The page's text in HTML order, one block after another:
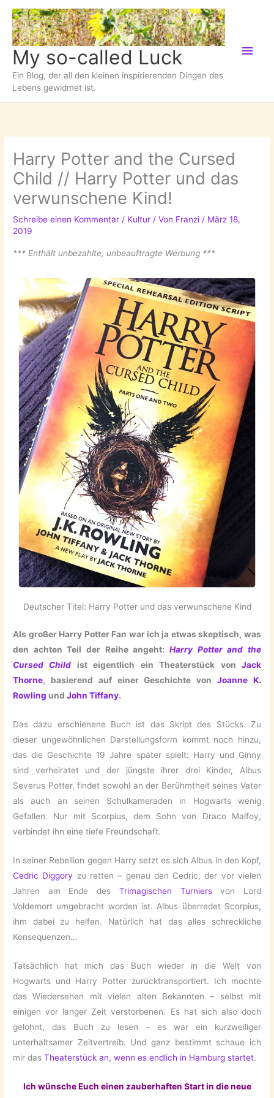
Zum
Inhalt
springen
My so-called Luck
Ein Blog, der all den kleinen inspirierenden Dingen des
Lebens gewidmet ist.
Harry Potter and the Cursed
Child // Harry Potter und das
verwunschene Kind!
Schreibe einen Kommentar / Kultur / Von Franzi/ März 18,
2019
*** Enthält unbezahlte, unbeauftragte Werbung ***
Deutscher Titel: Harry Potter und das verwunschene Kind
Als großer Harry Potter Fan war ich ja etwas skeptisch, was
den achten Teil der Reihe angeht: Harry Potter and the
Cursed Child
ist eigentlich ein Theaterstück von Jack
Thorne, basierend auf einer Geschichte vonJoanne K.
Rowling undJohn Tiffany.
Das dazu erschienene Buch ist das Skript des Stücks. Zu
dieser ungewöhnlichen Darstellungsform kommt noch hinzu,
das die Geschichte 19 Jahre später spielt: Harry und Ginny
sind verheiratet und der jüngste ihrer drei Kinder, Albus
Severus Potter, findet sowohl an der Berühmtheit seines Vater
als auch an seinen Schulkameraden in Hogwarts wenig
Gefallen. Nur mit Scorpius, dem Sohn von Draco Malfoy,
verbindet ihn eine tiefe Freundschaft.
In seiner Rebellion gegen Harry setzt es sich Albus in den Kopf,
Cedric Diggory zu retten – genau den Cedric, der vor vielen
Jahren am Ende des Trimagischen Turniersvon Lord
Voldemort umgebracht worden ist. Albus überredet Scorpius,
ihm dabei zu helfen. Natürlich hat das alles schreckliche
Konsequenzen…
Tatsächlich hat mich das Buch wieder in die Welt von
Hogwarts und Harry Potter zurücktransportiert. Ich mochte
das Wiedersehen mit vielen alten Bekannten – selbst mit
einigen vor langer Zeit verstorbenen. Es hat sich also doch
gelohnt, das Buch zu lesen – es war ein kurzweiliger
unterhaltsamer Zeitvertreib. Und ganz bestimmt schaue ich
mir dasTheaterstück an, wenn es endlich in Hamburg startet.
Ich wünsche Euch einen zauberhaften Start in die neue